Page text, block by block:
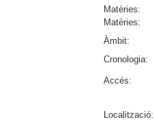
Matèries:
Matèries:
Àmbit:
Cronologia:
Accés:
Localització: